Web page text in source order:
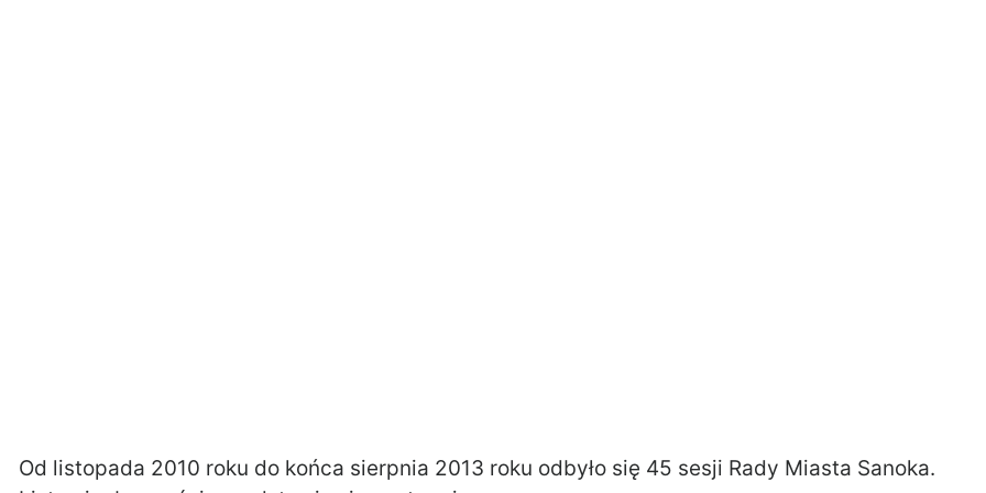
Od listopada 2010 roku do końca sierpnia 2013 roku odbyło się 45 sesji Rady Miasta Sanoka.